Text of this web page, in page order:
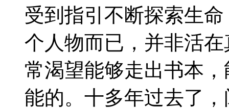
受到指引不断探索生
个人物而已，并非活
常渴望能够走出书本
能的。十多年过去了